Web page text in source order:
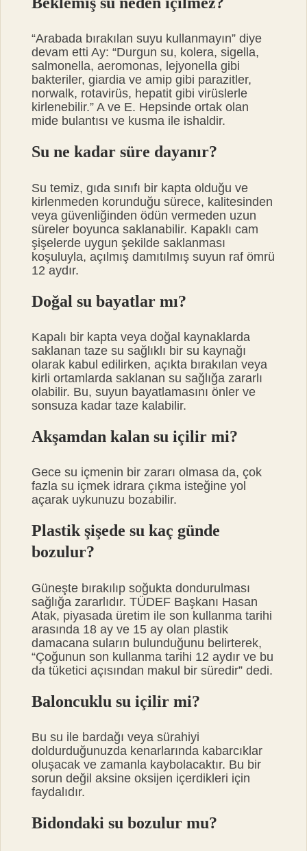
“Arabada bırakılan suyu kullanmayın” diye
devam etti Ay: “Durgun su, kolera, sigella,
salmonella, aeromonas, lejyonella gibi
bakteriler, giardia ve amip gibi parazitler,
norwalk, rotavirüs, hepatit gibi virüslerle
kirlenebilir.” A ve E. Hepsinde ortak olan
mide bulantısı ve kusma ile ishaldir.
Su ne kadar süre dayanır?
Su temiz, gıda sınıfı bir kapta olduğu ve
kirlenmeden korunduğu sürece, kalitesinden
veya güvenliğinden ödün vermeden uzun
süreler boyunca saklanabilir. Kapaklı cam
şişelerde uygun şekilde saklanması
koşuluyla, açılmış damıtılmış suyun raf ömrü
12 aydır.
Doğal su bayatlar mı?
Kapalı bir kapta veya doğal kaynaklarda
saklanan taze su sağlıklı bir su kaynağı
olarak kabul edilirken, açıkta bırakılan veya
kirli ortamlarda saklanan su sağlığa zararlı
olabilir. Bu, suyun bayatlamasını önler ve
sonsuza kadar taze kalabilir.
Akşamdan kalan su içilir mi?
Gece su içmenin bir zararı olmasa da, çok
fazla su içmek idrara çıkma isteğine yol
açarak uykunuzu bozabilir.
Plastik şişede su kaç günde
bozulur?
Güneşte bırakılıp soğukta dondurulması
sağlığa zararlıdır. TÜDEF Başkanı Hasan
Atak, piyasada üretim ile son kullanma tarihi
arasında 18 ay ve 15 ay olan plastik
damacana suların bulunduğunu belirterek,
“Çoğunun son kullanma tarihi 12 aydır ve bu
da tüketici açısından makul bir süredir” dedi.
Baloncuklu su içilir mi?
Bu su ile bardağı veya sürahiyi
doldurduğunuzda kenarlarında kabarcıklar
oluşacak ve zamanla kaybolacaktır. Bu bir
sorun değil aksine oksijen içerdikleri için
faydalıdır.
Bidondaki su bozulur mu?